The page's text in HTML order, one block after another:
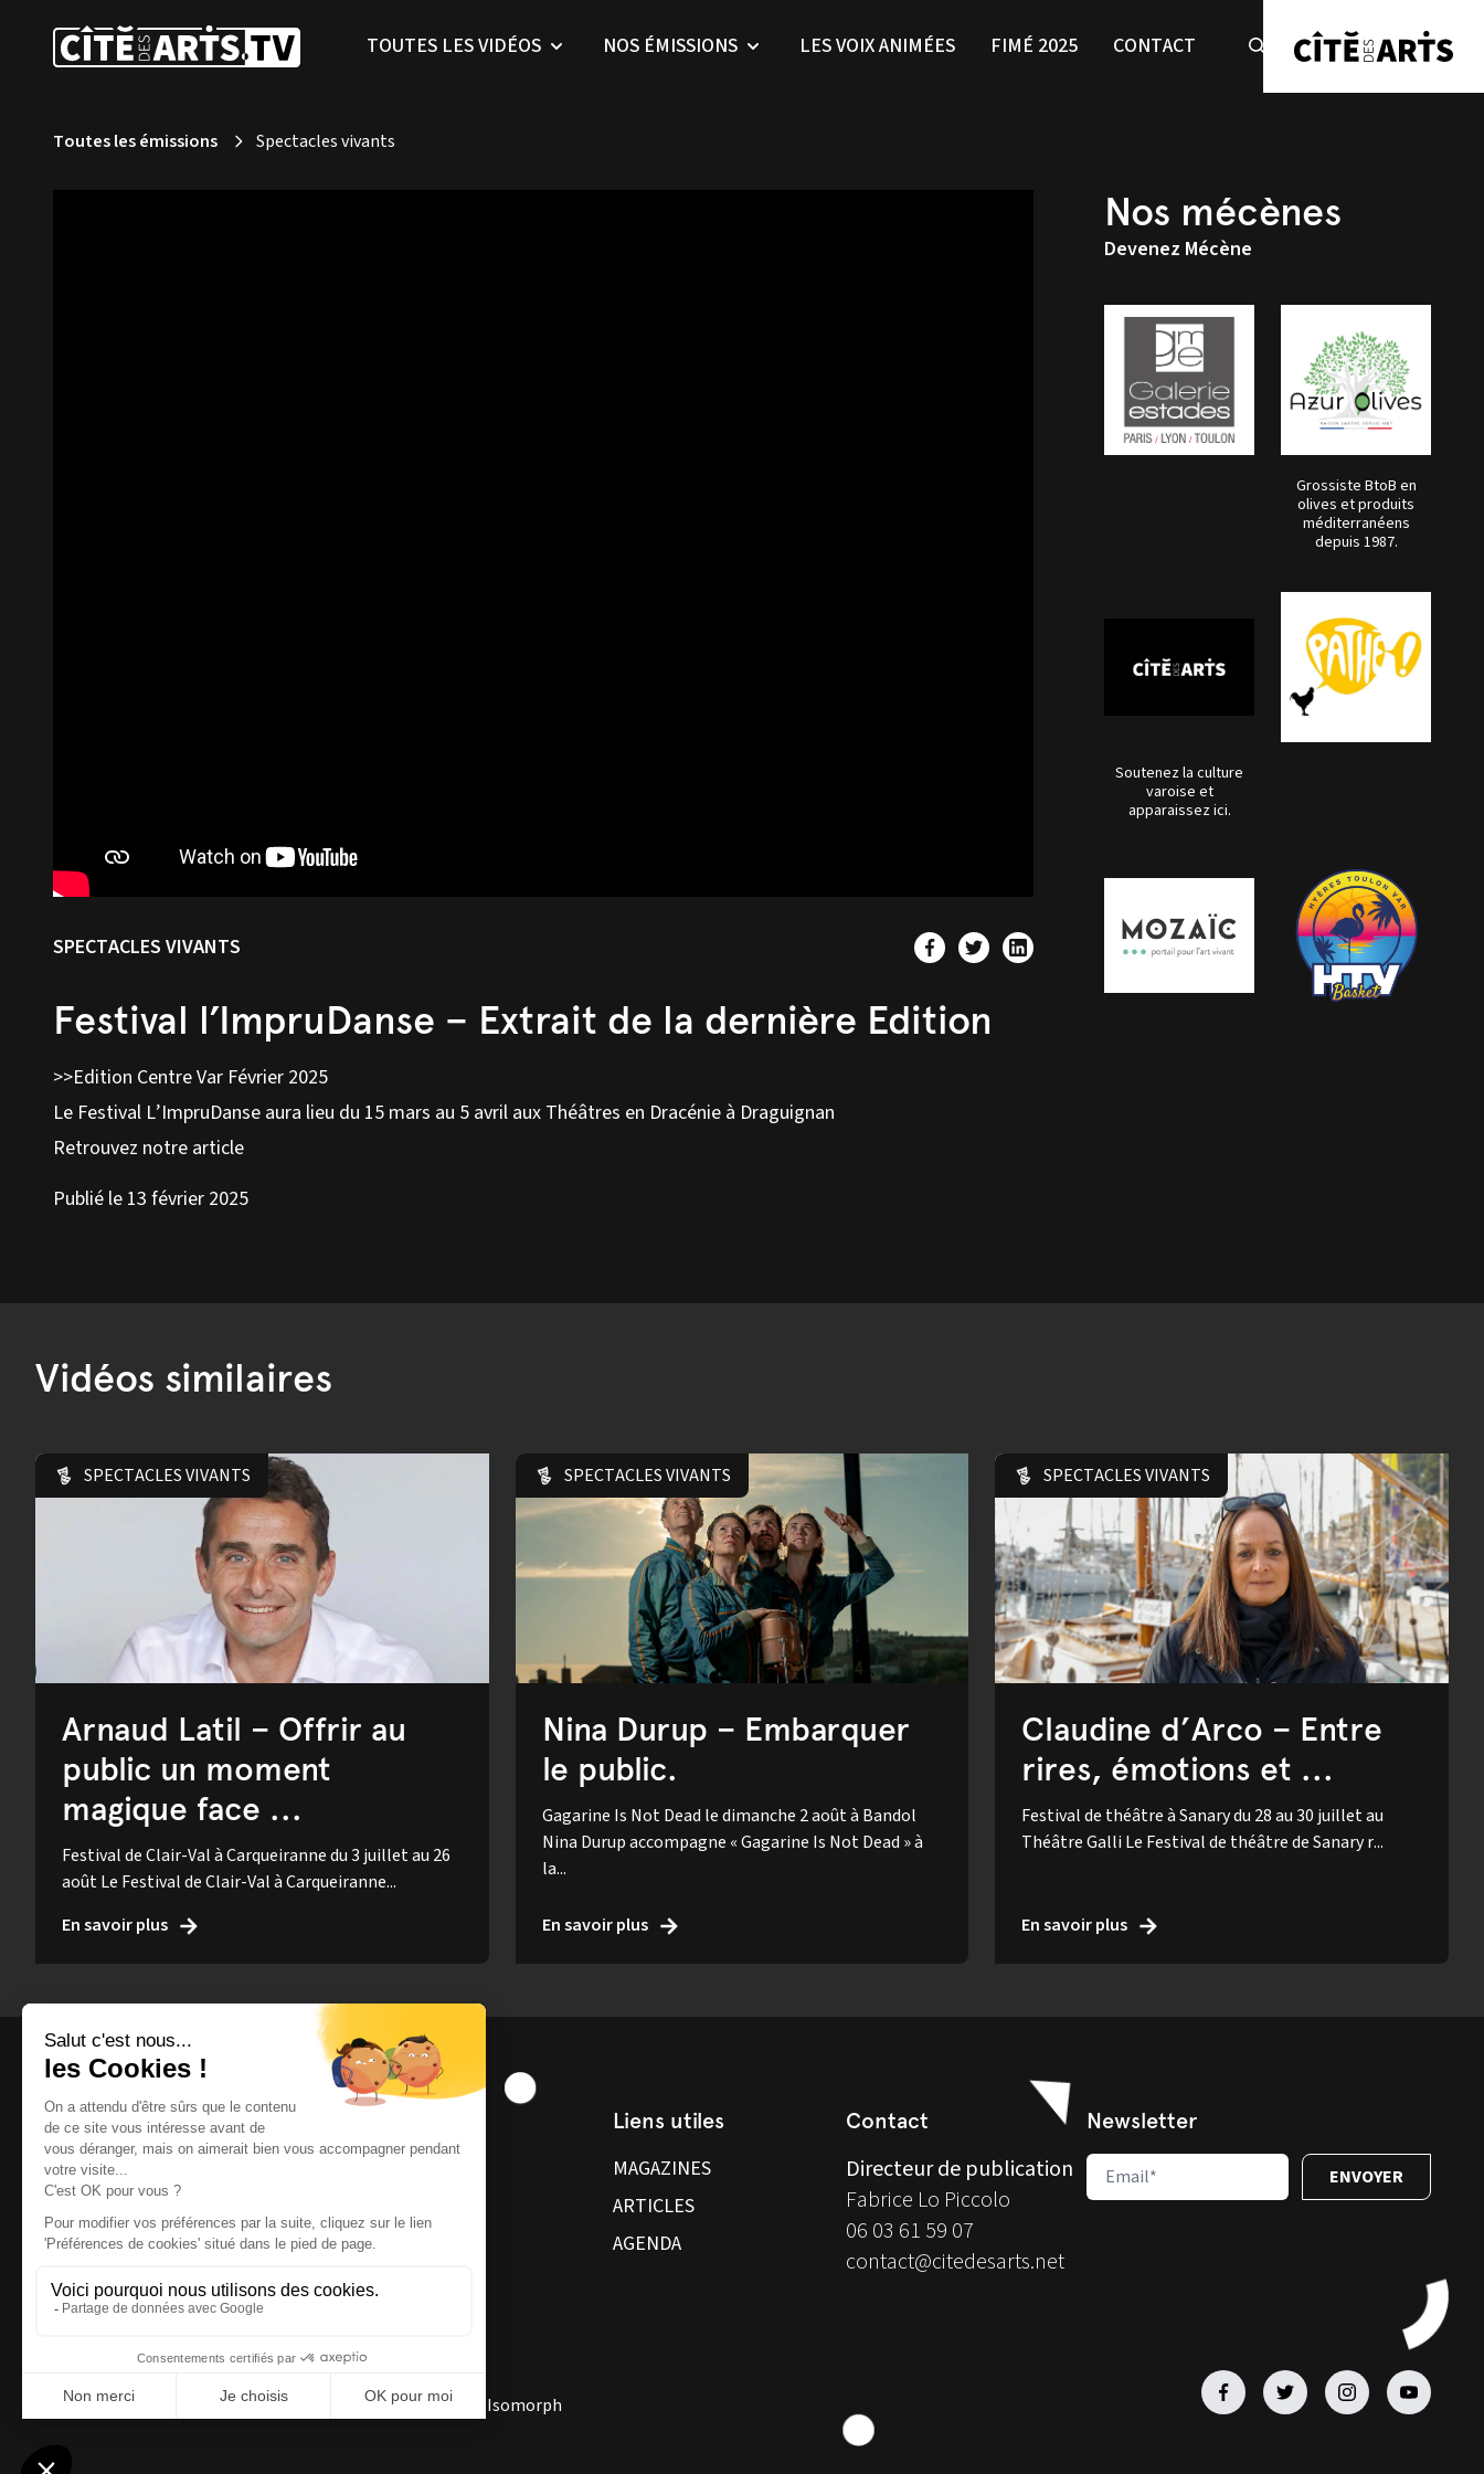
TOUTES LES VIDÉOS NOS ÉMISSIONS LES VOIX ANIMÉES FIMÉ 2025 CONTACT
Toutes les émissions Spectacles vivants
SPECTACLES VIVANTS
Festival l’ImpruDanse – Extrait de la dernière Edition
>>Edition Centre Var Février 2025
Le Festival L’ImpruDanse aura lieu du 15 mars au 5 avril aux Théâtres en Dracénie à Draguignan
Retrouvez notre article
Publié le 13 février 2025
Nos mécènes
Devenez Mécène
Grossiste BtoB en
olives et produits
méditerranéens
depuis 1987.
Soutenez la culture
varoise et
apparaissez ici.
Vidéos similaires
SPECTACLES VIVANTS
Arnaud Latil – Offrir au
public un moment
magique face ...
Festival de Clair-Val à Carqueiranne du 3 juillet au 26
août Le Festival de Clair-Val à Carqueiranne...
En savoir plus
SPECTACLES VIVANTS
Nina Durup – Embarquer
le public.
Gagarine Is Not Dead le dimanche 2 août à Bandol
Nina Durup accompagne « Gagarine Is Not Dead » à
la...
En savoir plus
SPECTACLES VIVANTS
Claudine d’Arco – Entre
rires, émotions et ...
Festival de théâtre à Sanary du 28 au 30 juillet au
Théâtre Galli Le Festival de théâtre de Sanary r...
En savoir plus
Magazine et site internet culturels varois.
Liens utiles
MAGAZINES
ARTICLES
AGENDA
Contact
Directeur de publication
Fabrice Lo Piccolo
06 03 61 59 07
contact@citedesarts.net
Newsletter
Termes et conditions
|Gestion des cookies Réalisation Isomorph FacebookFacebookFacebookFacebook